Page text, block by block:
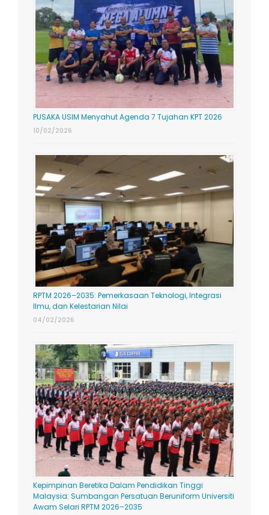
PUSAKA USIM Menyahut Agenda 7 Tujahan KPT 2026
10/02/2026
RPTM 2026–2035: Pemerkasaan Teknologi, Integrasi
Ilmu, dan Kelestarian Nilai
04/02/2026
Kepimpinan Beretika Dalam Pendidikan Tinggi
Malaysia: Sumbangan Persatuan Beruniform Universiti
Awam Selari RPTM 2026–2035